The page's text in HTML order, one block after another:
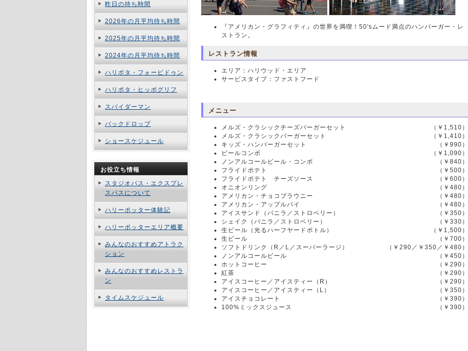
『アメリカン・グラフィティ』の世界を満喫！50'sムード満点のハンバーガー・レ
ストラン。
レストラン情報
エリア：ハリウッド・エリア
サービスタイプ：ファストフード
メニュー
メルズ・クラシックチーズバーガーセット
（￥1,510）
メルズ・クラシックバーガーセット
（￥1,410）
キッズ・ハンバーガーセット
（￥990）
ビールコンボ
（￥1,090）
ノンアルコールビール・コンボ
（￥840）
フライドポテト
（￥500）
フライドポテト チーズソース
（￥600）
オニオンリング
（￥480）
アメリカン・チョコブラウニー
（￥480）
アメリカン・アップルパイ
（￥480）
アイスサンド（バニラ／ストロベリー）
（￥350）
シェイク（バニラ／ストロベリー）
（￥330）
生ビール（光るハーフヤードボトル）
（￥1,500）
生ビール
（￥700）
ソフトドリンク（R／L／スーパーラージ）
（￥290／￥350／￥480）
ノンアルコールビール
（￥450）
ホットコーヒー
（￥290）
紅茶
（￥290）
アイスコーヒー／アイスティー（R）
（￥290）
アイスコーヒー／アイスティー（L）
（￥350）
アイスチョコレート
（￥390）
100%ミックスジュース
（￥390）
昨日の待ち時間
2026年の月平均待ち時間
2025年の月平均待ち時間
2024年の月平均待ち時間
ハリポタ・フォービドゥン
ハリポタ・ヒッポグリフ
スパイダーマン
バックドロップ
ショースケジュール
お役立ち情報
スタジオパス・エクスプレ
スパスについて
ハリーポッター体験記
ハリーポッターエリア概要
みんなのおすすめアトラク
ション
みんなのおすすめレストラ
ン
タイムスケジュール